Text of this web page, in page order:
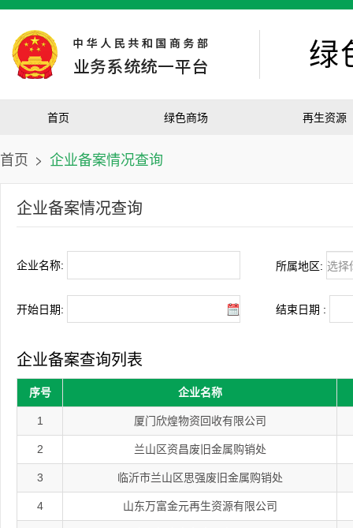
绿
首页 绿色商场 再生资源
首页 > 企业备案情况查询
企业备案情况查询
企业名称: 所属地区:
开始日期: 结束日期 :
企业备案查询列表
序号 企业名称
1 厦门欣煌物资回收有限公司
2 兰山区资昌废旧金属购销处
3 临沂市兰山区思强废旧金属购销处
4 山东万富金元再生资源有限公司